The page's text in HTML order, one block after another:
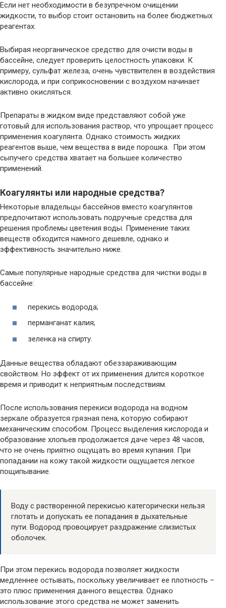
Если нет необходимости в безупречном очищении
жидкости, то выбор стоит остановить на более бюджетных
реагентах.
Выбирая неорганическое средство для очисти воды в
бассейне, следует проверить целостность упаковки. К
примеру, сульфат железа, очень чувствителен в воздействия
кислорода, и при соприкосновении с воздухом начинает
активно окисляться.
Препараты в жидком виде представляют собой уже
готовый для использования раствор, что упрощает процесс
применения коагулянта. Однако стоимость жидких
реагентов выше, чем вещества в виде порошка. При этом
сыпучего средства хватает на большее количество
применений.
Коагулянты или народные средства?
Некоторые владельцы бассейнов вместо коагулянтов
предпочитают использовать подручные средства для
решения проблемы цветения воды. Применение таких
веществ обходится намного дешевле, однако и
эффективность значительно ниже.
Самые популярные народные средства для чистки воды в
бассейне:
перекись водорода;
перманганат калия;
зеленка на спирту.
Данные вещества обладают обеззараживающим
свойством. Но эффект от их применения длится короткое
время и приводит к неприятным последствиям.
После использования перекиси водорода на водном
зеркале образуется грязная пена, которую собирают
механическим способом. Процесс выделения кислорода и
образование хлопьев продолжается даче через 48 часов,
что не очень приятно ощущать во время купания. При
попадании на кожу такой жидкости ощущается легкое
пощипывание.
Воду с растворенной перекисью категорически нельзя
глотать и допускать ее попадания в дыхательные
пути. Водород провоцирует раздражение слизистых
оболочек.
При этом перекись водорода позволяет жидкости
медленнее остывать, поскольку увеличивает ее плотность –
это плюс применения данного вещества. Однако
использование этого средства не может заменить